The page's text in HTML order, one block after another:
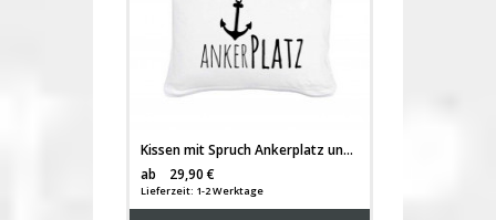
Kissen mit Spruch Ankerplatz und Anker inklusive Füllung k07
ab
29,90 €
Lieferzeit: 1-2 Werktage